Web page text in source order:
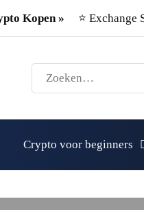
⭐ Exchange
Kopen »
Crypto voor beginners